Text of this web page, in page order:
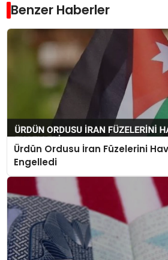
Benzer Haberler
Ürdün Ordusu İran Füzelerini
Engelledi